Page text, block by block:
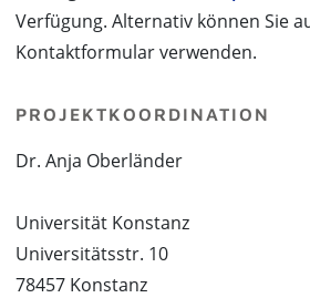
Verfügung. Alternativ können Sie
Kontaktformular verwenden.
PROJEKTKOORDINATION
Dr. Anja Oberländer
Universität Konstanz
Universitätsstr. 10
78457 Konstanz